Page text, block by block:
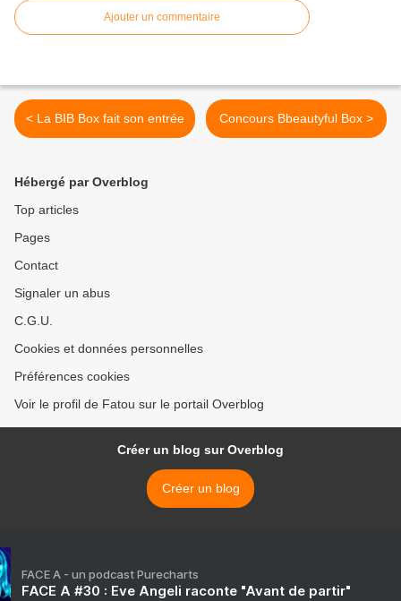
Ajouter un commentaire
< La BIB Box fait son entrée Concours Bbeautyful Box >
Hébergé par Overblog
Top articles
Pages
Contact
Signaler un abus
C.G.U.
Cookies et données personnelles
Préférences cookies
Voir le profil de Fatou sur le portail Overblog
Créer un blog sur Overblog
Créer un blog
FACE A - un podcast Purecharts
FACE A #30 : Eve Angeli raconte "Avant de partir"